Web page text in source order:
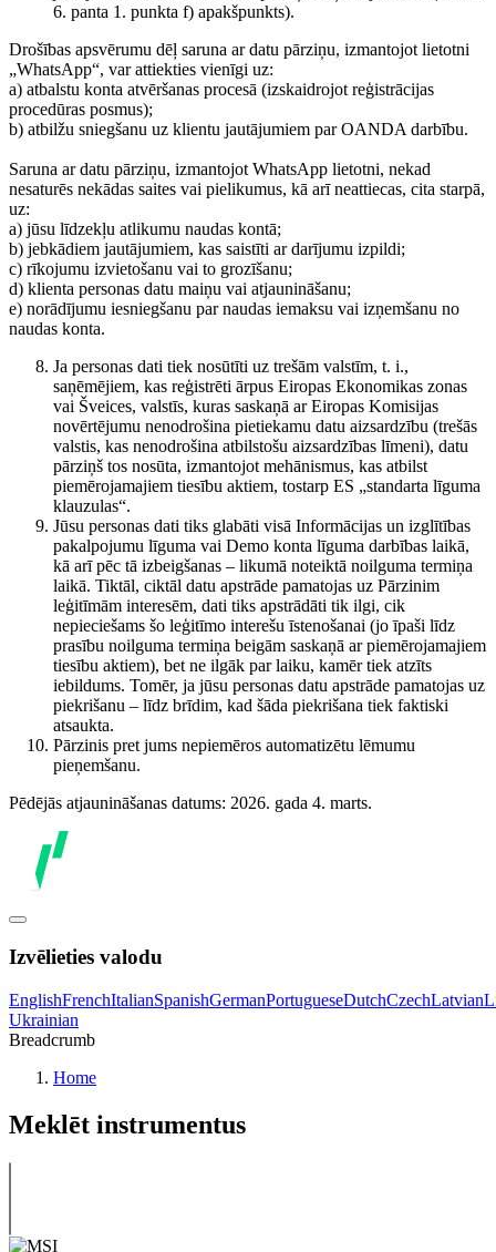
6. panta 1. punkta f) apakšpunkts).
Drošības apsvērumu dēļ saruna ar datu pārziņu, izmantojot lietotni
„WhatsApp“, var attiekties vienīgi uz:
a) atbalstu konta atvēršanas procesā (izskaidrojot reģistrācijas
procedūras posmus);
b) atbilžu sniegšanu uz klientu jautājumiem par OANDA darbību.
Saruna ar datu pārziņu, izmantojot WhatsApp lietotni, nekad
nesaturēs nekādas saites vai pielikumus, kā arī neattiecas, cita starpā,
uz:
a) jūsu līdzekļu atlikumu naudas kontā;
b) jebkādiem jautājumiem, kas saistīti ar darījumu izpildi;
c) rīkojumu izvietošanu vai to grozīšanu;
d) klienta personas datu maiņu vai atjaunināšanu;
e) norādījumu iesniegšanu par naudas iemaksu vai izņemšanu no
naudas konta.
Ja personas dati tiek nosūtīti uz trešām valstīm, t. i.,
saņēmējiem, kas reģistrēti ārpus Eiropas Ekonomikas zonas
vai Šveices, valstīs, kuras saskaņā ar Eiropas Komisijas
novērtējumu nenodrošina pietiekamu datu aizsardzību (trešās
valstis, kas nenodrošina atbilstošu aizsardzības līmeni), datu
pārziņš tos nosūta, izmantojot mehānismus, kas atbilst
piemērojamajiem tiesību aktiem, tostarp ES „standarta līguma
klauzulas“.
Jūsu personas dati tiks glabāti visā Informācijas un izglītības
pakalpojumu līguma vai Demo konta līguma darbības laikā,
kā arī pēc tā izbeigšanas – likumā noteiktā noilguma termiņa
laikā. Tiktāl, ciktāl datu apstrāde pamatojas uz Pārzinim
leģitīmām interesēm, dati tiks apstrādāti tik ilgi, cik
nepieciešams šo leģitīmo interešu īstenošanai (jo īpaši līdz
prasību noilguma termiņa beigām saskaņā ar piemērojamajiem
tiesību aktiem), bet ne ilgāk par laiku, kamēr tiek atzīts
iebildums. Tomēr, ja jūsu personas datu apstrāde pamatojas uz
piekrišanu – līdz brīdim, kad šāda piekrišana tiek faktiski
atsaukta.
Pārzinis pret jums nepiemēros automatizētu lēmumu
pieņemšanu.
Pēdējās atjaunināšanas datums: 2026. gada 4. marts.
Izvēlieties valodu
EnglishFrenchItalianSpanishGermanPortugueseDutchCzechLatvian
Ukrainian
Breadcrumb
Home
Meklēt instrumentus